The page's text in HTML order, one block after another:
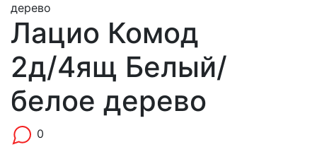
дерево
Лацио Комод
2д/4ящ Белый/
белое дерево
0